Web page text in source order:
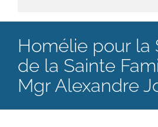
La paroisse
Etapes de la vie chrétienne
Homélie pour la
de la Sainte
Mgr Alexandre